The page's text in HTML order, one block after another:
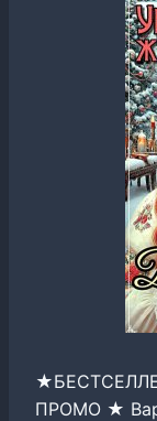
ПРОМО ★